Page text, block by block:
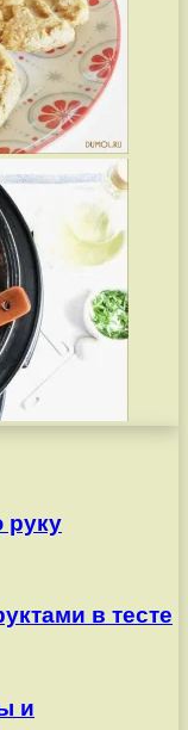
руку
в тесте
и